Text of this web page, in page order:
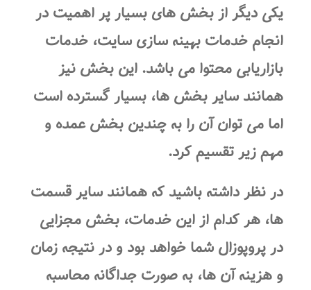
یکی دیگر از بخش های بسیار پر اهمیت در
انجام خدمات بهینه سازی سایت، خدمات
بازاریابی محتوا می باشد. این بخش نیز
همانند سایر بخش ها، بسیار گسترده است
اما می توان آن را به چندین بخش عمده و
مهم زیر تقسیم کرد.
در نظر داشته باشید که همانند سایر قسمت
ها، هر کدام از این خدمات، بخش مجزایی
در پروپوزال شما خواهد بود و در نتیجه زمان
و هزینه آن ها، به صورت جداگانه محاسبه